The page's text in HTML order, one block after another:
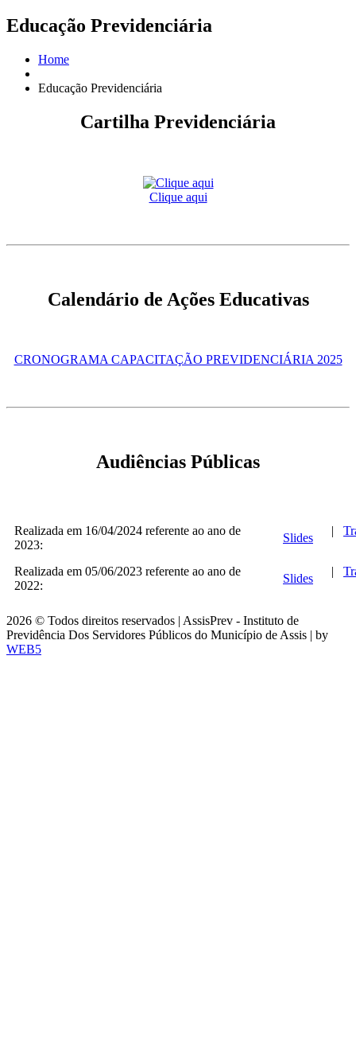
Educação Previdenciária
Home
Educação Previdenciária
Cartilha Previdenciária
Clique aqui
Calendário de Ações Educativas
CRONOGRAMA CAPACITAÇÃO PREVIDENCIÁRIA 2025
Audiências Públicas
Realizada em 16/04/2024 referente ao ano de
2023:
Slides
|
Realizada em 05/06/2023 referente ao ano de
2022:
Slides
|
2026 © Todos direitos reservados | AssisPrev - Instituto de
Previdência Dos Servidores Públicos do Município de Assis | by
WEB5